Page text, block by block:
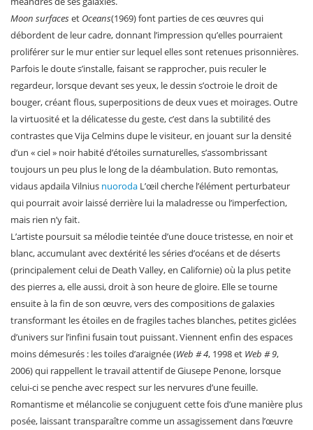
Moon surfaceset Oceans(1969) font parties de ces œuvres qui
débordent de leur cadre, donnant l’impression qu’elles pourraient
proliférer sur le mur entier sur lequel elles sont retenues prisonnières.
Parfois le doute s’installe, faisant se rapprocher, puis reculer le
regardeur, lorsque devant ses yeux, le dessin s’octroie le droit de
bouger, créant flous, superpositions de deux vues et moirages. Outre
la virtuosité et la délicatesse du geste, c’est dans la subtilité des
contrastes que Vija Celmins dupe le visiteur, en jouant sur la densité
d’un « ciel » noir habité d’étoiles surnaturelles, s’assombrissant
toujours un peu plus le long de la déambulation. Buto remontas,
vidaus apdaila Vilnius nuoroda L’œil cherche l’élément perturbateur
qui pourrait avoir laissé derrière lui la maladresse ou l’imperfection,
mais rien n’y fait.
L’artiste poursuit sa mélodie teintée d’une douce tristesse, en noir et
blanc, accumulant avec dextérité les séries d’océans et de déserts
(principalement celui de Death Valley, en Californie) où la plus petite
des pierres a, elle aussi, droit à son heure de gloire. Elle se tourne
ensuite à la fin de son œuvre, vers des compositions de galaxies
transformant les étoiles en de fragiles taches blanches, petites giclées
d’univers sur l’infini fusain tout puissant. Viennent enfin des espaces
moins démesurés : les toiles d’araignée (Web # 4, 1998 et Web # 9,
2006) qui rappellent le travail attentif de Giusepe Penone, lorsque
celui-ci se penche avec respect sur les nervures d’une feuille.
Romantisme et mélancolie se conjuguent cette fois d’une manière plus
posée, laissant transparaître comme un assagissement dans l’œuvre